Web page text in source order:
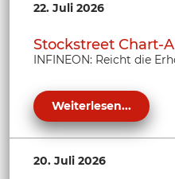
22. Juli 2026
Stockstreet Chart-
INFINEON: Reicht die
Weiterlesen...
20. Juli 2026